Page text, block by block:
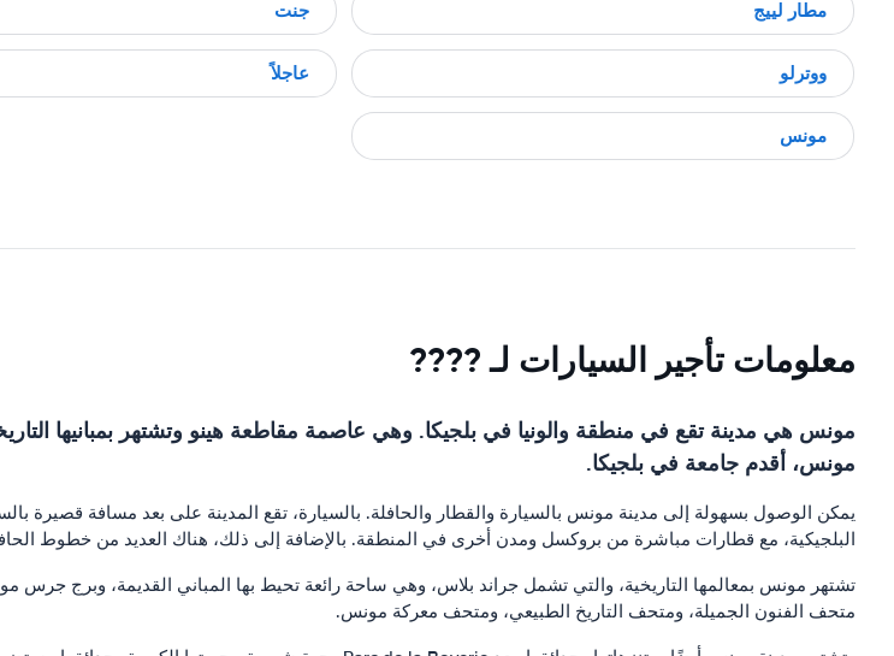
مطار لييج جنت
ووترلو عاجلاً
مونس
معلومات تأجير السيارات لـ ????
مونس هي مدينة تقع في منطقة والونيا في بلجيكا. وهي عاصمة مقاطعة هينو وتشتهر بمبانيها
مونس، أقدم جامعة في بلجيكا.
يمكن الوصول بسهولة إلى مدينة مونس بالسيارة والقطار والحافلة. بالسيارة، تقع المدينة على بعد مسافة قصيرة
البلجيكية، مع قطارات مباشرة من بروكسل ومدن أخرى في المنطقة. بالإضافة إلى ذلك، هناك العديد من خطوط
تشتهر مونس بمعالمها التاريخية، والتي تشمل جراند بلاس، وهي ساحة رائعة تحيط بها المباني القديمة، وبرج
متحف الفنون الجميلة، ومتحف التاريخ الطبيعي، ومتحف معركة مونس.